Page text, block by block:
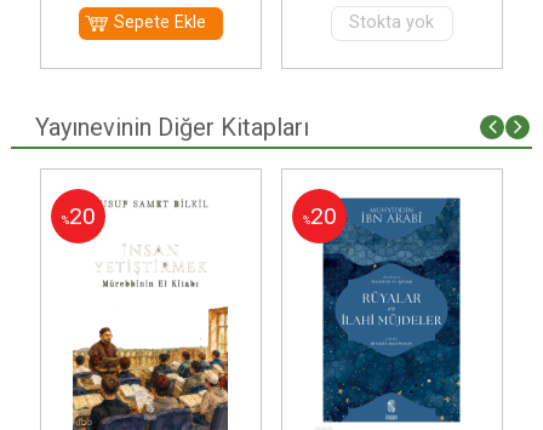
Sepete Ekle Stokta yok
Yayınevinin Diğer Kitapları
%20 %20